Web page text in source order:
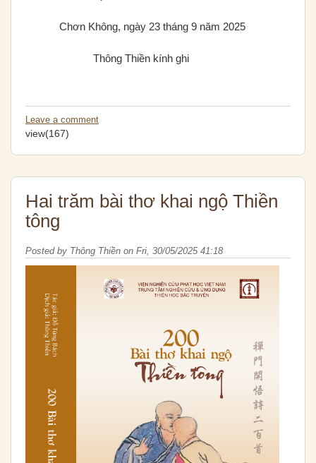
Chơn Không, ngày 23 tháng 9 năm 2025
Thông Thiền kính ghi
Leave a comment
view(167)
Hai trăm bài thơ khai ngộ Thiền
tông
Posted by Thông Thiền on Fri, 30/05/2025 41:18